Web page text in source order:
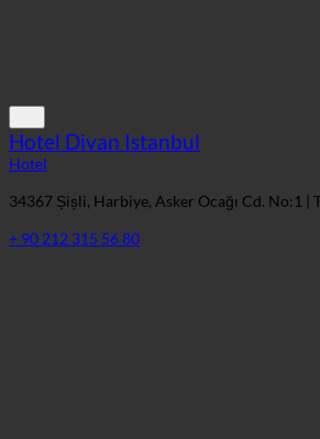
Hotel Divan Istanbul
Hotel
34367 Șișli, Harbiye, Asker Ocağı Cd. No:1 |
+ 90 212 315 56 80